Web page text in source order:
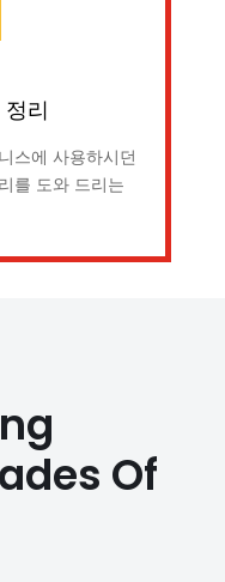
리
스에 사용하시던
를 도와 드리는
Of